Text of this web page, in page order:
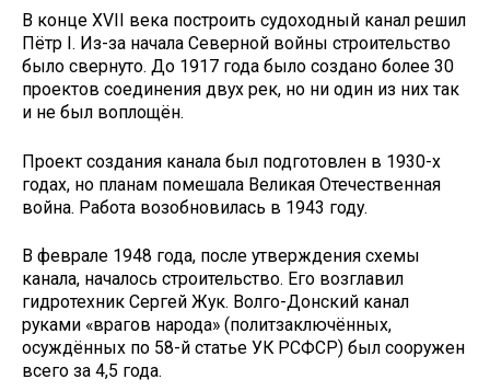
В конце XVII века построить судоходный канал решил
Пётр I. Из-за начала Северной войны строительство
было свернуто. До 1917 года было создано более 30
проектов соединения двух рек, но ни один из них так
и не был воплощён.
Проект создания канала был подготовлен в 1930-х
годах, но планам помешала Великая Отечественная
война. Работа возобновилась в 1943 году.
В феврале 1948 года, после утверждения схемы
канала, началось строительство. Его возглавил
гидротехник Сергей Жук. Волго-Донский канал
руками «врагов народа» (политзаключённых,
осуждённых по 58-й статье УК РСФСР) был сооружен
всего за 4,5 года.